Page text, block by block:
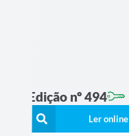
Edição nº 494
Ler online